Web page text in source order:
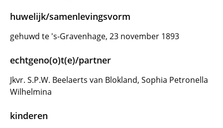
huwelijk/samenlevingsvorm
gehuwd te 's-Gravenhage, 23 november 1893
echtgeno(o)t(e)/partner
Jkvr. S.P.W. Beelaerts van Blokland, Sophia Petronella
Wilhelmina
kinderen